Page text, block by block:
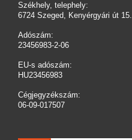
Székhely, telephely:
6724 Szeged, Kenyérgyári út 15.
Adószám:
23456983-2-06
EU-s adószám:
HU23456983
Cégjegyzékszám:
06-09-017507